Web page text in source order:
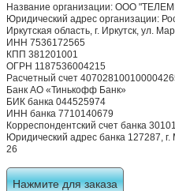
Название организации: ООО
Юридический адрес организации:
Иркутская область, г. Иркутск, ул.
ИНН 7536172565
КПП 381201001
ОГРН 1187536004215
Расчетный счет
Банк АО «Тинькофф Банк»
БИК банка 044525974
ИНН банка 7710140679
Корреспондентский счет банка
Юридический адрес банка 127287, г.
26
Нажмите для заказа